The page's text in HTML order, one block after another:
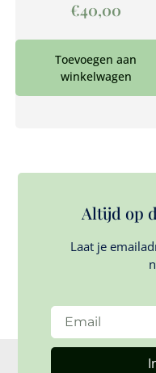
€40,00
Toevoegen aan
winkelwagen
Altijd op
Laat je